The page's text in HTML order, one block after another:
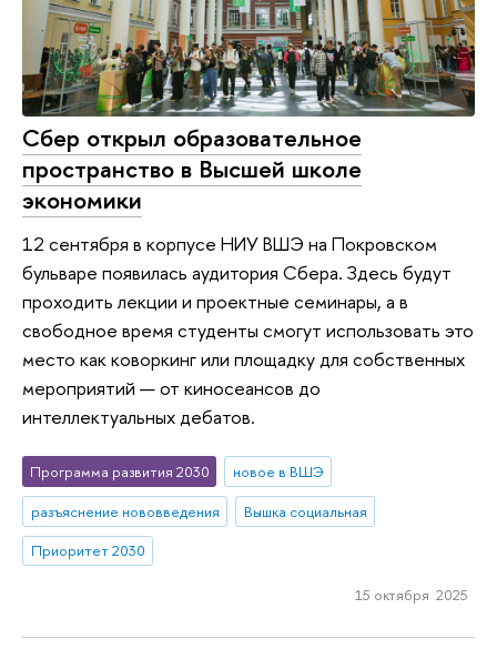
Сбер открыл образовательное
пространство в Высшей школе
экономики
12 сентября в корпусе НИУ ВШЭ на Покровском
бульваре появилась аудитория Сбера. Здесь будут
проходить лекции и проектные семинары, а в
свободное время студенты смогут использовать это
место как коворкинг или площадку для собственных
мероприятий — от киносеансов до
интеллектуальных дебатов.
Программа развития 2030
новое в ВШЭ
разъяснение нововведения
Вышка социальная
Приоритет 2030
15 октября 2025